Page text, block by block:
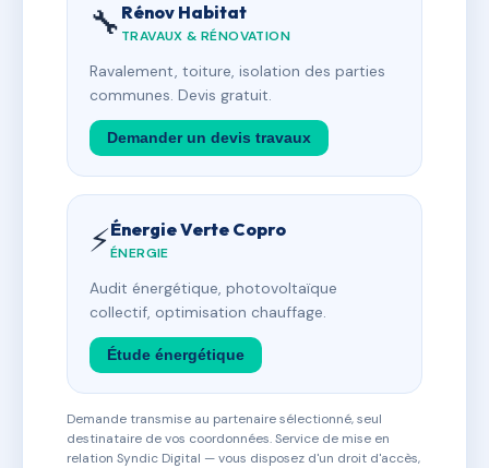
🔧 Rénov Habitat
TRAVAUX & RÉNOVATION
Ravalement, toiture, isolation des parties
communes. Devis gratuit.
Demander un devis travaux
⚡Énergie Verte Copro
ÉNERGIE
Audit énergétique, photovoltaïque
collectif, optimisation chauffage.
Étude énergétique
Demande transmise au partenaire sélectionné, seul
destinataire de vos coordonnées. Service de mise en
relation Syndic Digital — vous disposez d'un droit d'accès,